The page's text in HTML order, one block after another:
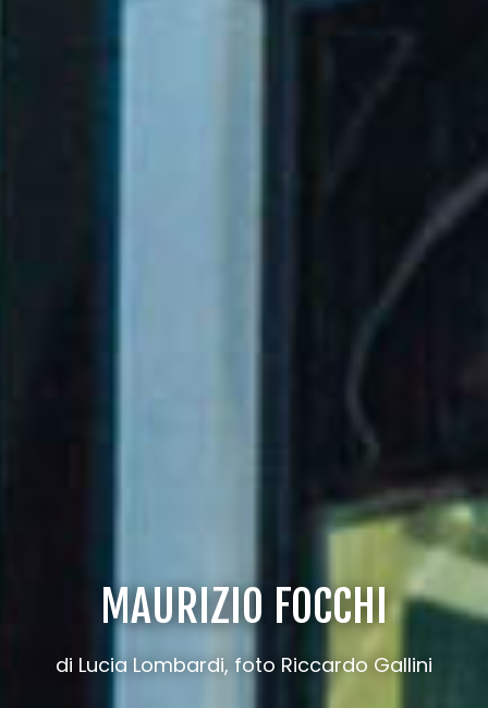
MAURIZIO FOCCHI
di Lucia Lombardi, foto Riccardo Gallini